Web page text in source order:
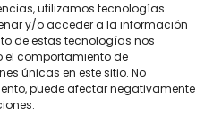
utilizamos tecnologías
y/o acceder a la información
de estas tecnologías nos
el comportamiento de
únicas en este sitio. No
puede afectar negativamente